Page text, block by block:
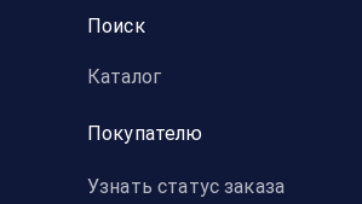
Поиск
Каталог
Покупателю
Узнать статус заказа